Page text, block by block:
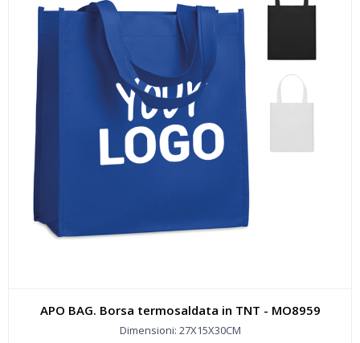
APO BAG. Borsa termosaldata in TNT - MO8959
Dimensioni: 27X15X30CM